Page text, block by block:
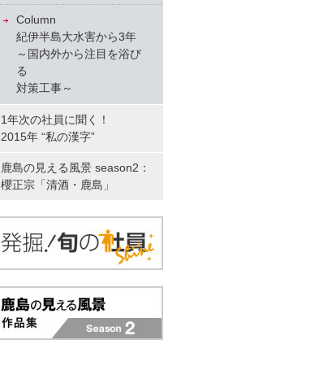
Column
紀伊半島大水害から3年
～国内外から注目を浴び
る
対策工事～
1年次の社員に聞く！
2015年 “私の漢字”
鹿島の見える風景 season2：
櫻正宗「清酒・鹿島」